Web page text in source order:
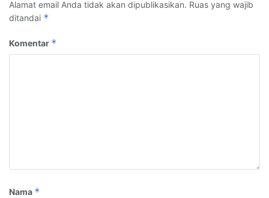
Alamat email Anda tidak akan dipublikasikan. Ruas yang wajib
ditandai *
Komentar *
Nama *